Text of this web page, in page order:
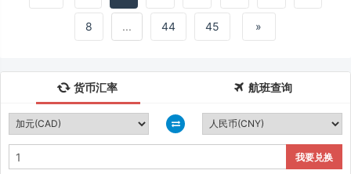
8 ... 44 45 »
货币汇率 航班查询
我要兑换